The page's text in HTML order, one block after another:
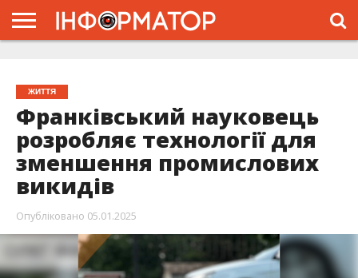
ЖИТТЯ
Франківський науковець
розробляє технології для
зменшення промислових
викидів
Опубліковано 05.01.2025